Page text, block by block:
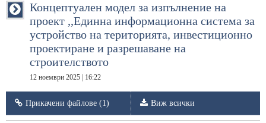
Концептуален модел за изпълнение на
проект ,,Единна информационна система за
устройство на територията, инвестиционно
проектиране и разрешаване на
строителството
12 ноември 2025 | 16:22
Прикачени файлове (1) Виж всички